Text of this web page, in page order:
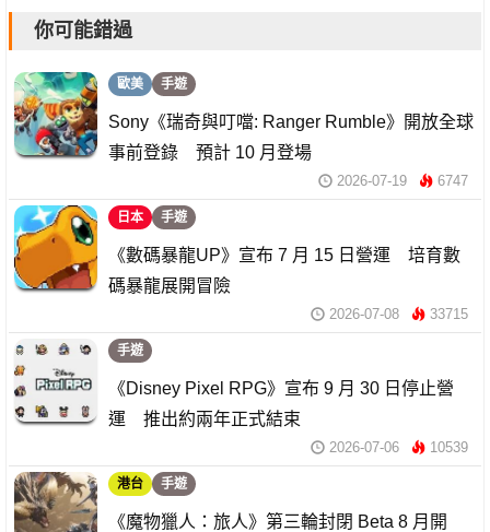
你可能錯過
歐美 手遊
Sony《瑞奇與叮噹: Ranger Rumble》開放全球
事前登錄 預計 10 月登場
2026-07-19 6747
日本 手遊
《數碼暴龍UP》宣布 7 月 15 日營運 培育數
碼暴龍展開冒險
2026-07-08 33715
手遊
《Disney Pixel RPG》宣布 9 月 30 日停止營
運 推出約兩年正式結束
2026-07-06 10539
港台 手遊
《魔物獵人：旅人》第三輪封閉 Beta 8 月開